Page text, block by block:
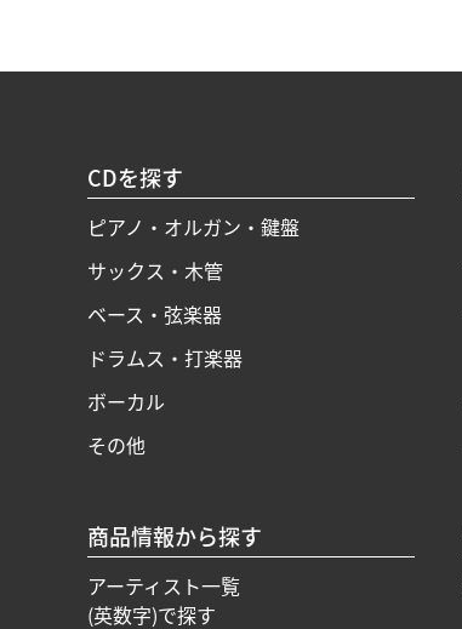
CDを探す
ピアノ・オルガン・鍵盤
サックス・木管
ベース・弦楽器
ドラムス・打楽器
ボーカル
その他
商品情報から探す
アーティスト一覧
(英数字)で探す